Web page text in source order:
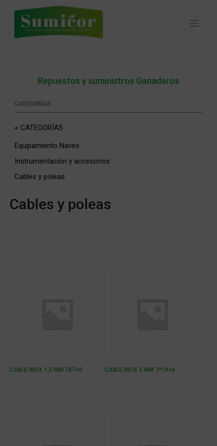
Repuestos y suministros Ganaderos
CATEGORÍAS
CATEGORÍAS
Equipamiento Naves
Instrumentación y accesorios
Cables y poleas
Cables y poleas
CABLE INOX 1,5 MM 7X7+0 CABLE INOX 5 MM 7*19+0